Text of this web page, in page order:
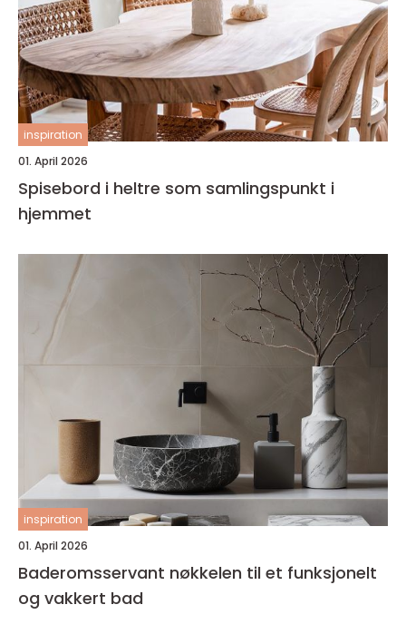
inspiration
01. April 2026
Spisebord i heltre som samlingspunkt i
hjemmet
inspiration
01. April 2026
Baderomsservant nøkkelen til et funksjonelt
og vakkert bad